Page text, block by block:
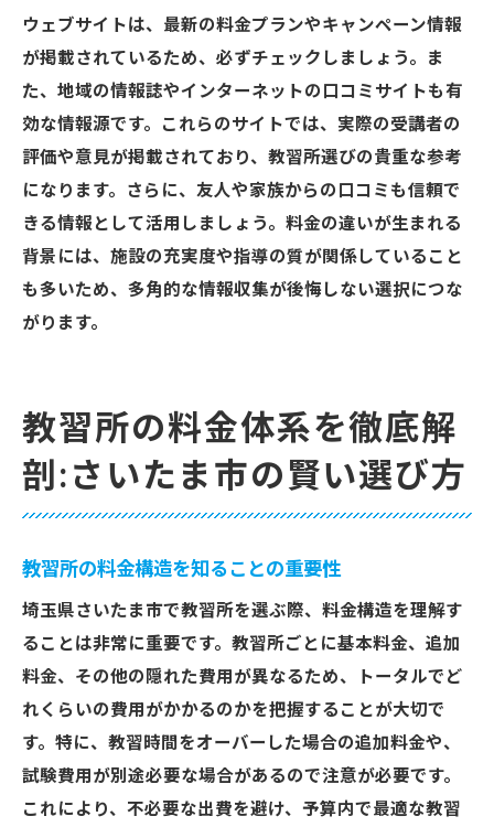
ウェブサイトは、最新の料金プランやキャンペーン情報
が掲載されているため、必ずチェックしましょう。ま
た、地域の情報誌やインターネットの口コミサイトも有
効な情報源です。これらのサイトでは、実際の受講者の
評価や意見が掲載されており、教習所選びの貴重な参考
になります。さらに、友人や家族からの口コミも信頼で
きる情報として活用しましょう。料金の違いが生まれる
背景には、施設の充実度や指導の質が関係していること
も多いため、多角的な情報収集が後悔しない選択につな
がります。
教習所の料金体系を徹底解
剖:さいたま市の賢い選び方
教習所の料金構造を知ることの重要性
埼玉県さいたま市で教習所を選ぶ際、料金構造を理解す
ることは非常に重要です。教習所ごとに基本料金、追加
料金、その他の隠れた費用が異なるため、トータルでど
れくらいの費用がかかるのかを把握することが大切で
す。特に、教習時間をオーバーした場合の追加料金や、
試験費用が別途必要な場合があるので注意が必要です。
これにより、不必要な出費を避け、予算内で最適な教習